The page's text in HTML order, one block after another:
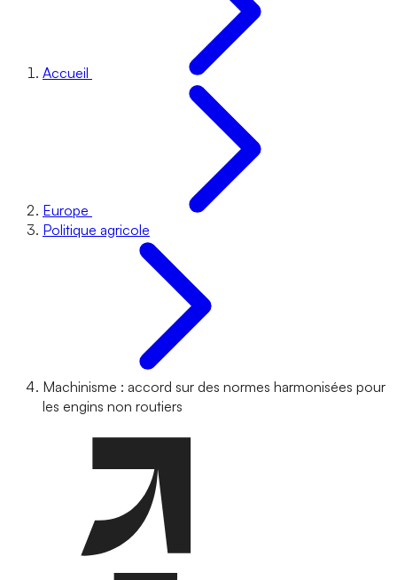
Accueil
Europe
Politique agricole
Machinisme : accord sur des normes harmonisées pour
les engins non routiers